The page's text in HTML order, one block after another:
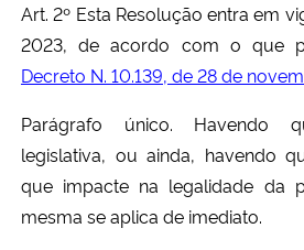
Art. 2º Esta Resolução entra em
2023, de acordo com o que
Decreto N. 10.139, de 28 de
Parágrafo único. Havendo
legislativa, ou ainda, havendo
que impacte na legalidade da
mesma se aplica de imediato.